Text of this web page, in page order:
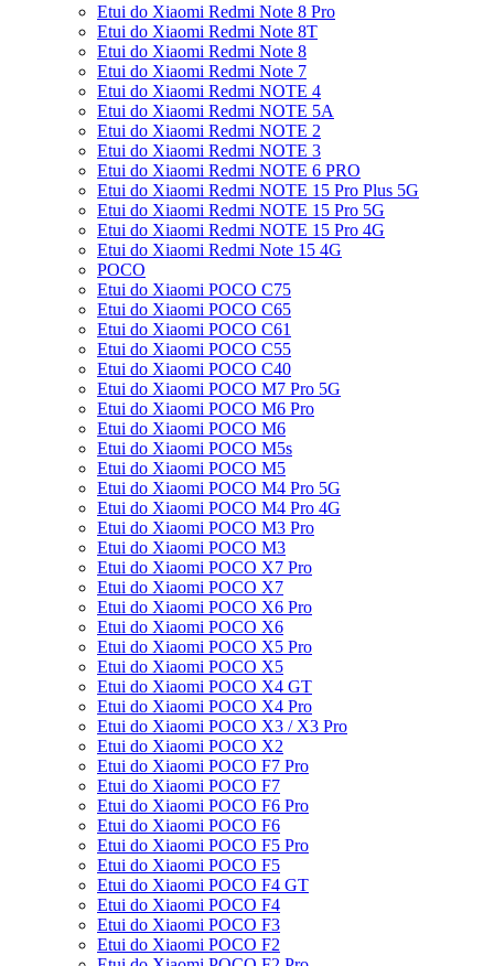
Etui do Xiaomi Redmi Note 8 Pro
Etui do Xiaomi Redmi Note 8T
Etui do Xiaomi Redmi Note 8
Etui do Xiaomi Redmi Note 7
Etui do Xiaomi Redmi NOTE 4
Etui do Xiaomi Redmi NOTE 5A
Etui do Xiaomi Redmi NOTE 2
Etui do Xiaomi Redmi NOTE 3
Etui do Xiaomi Redmi NOTE 6 PRO
Etui do Xiaomi Redmi NOTE 15 Pro Plus 5G
Etui do Xiaomi Redmi NOTE 15 Pro 5G
Etui do Xiaomi Redmi NOTE 15 Pro 4G
Etui do Xiaomi Redmi Note 15 4G
POCO
Etui do Xiaomi POCO C75
Etui do Xiaomi POCO C65
Etui do Xiaomi POCO C61
Etui do Xiaomi POCO C55
Etui do Xiaomi POCO C40
Etui do Xiaomi POCO M7 Pro 5G
Etui do Xiaomi POCO M6 Pro
Etui do Xiaomi POCO M6
Etui do Xiaomi POCO M5s
Etui do Xiaomi POCO M5
Etui do Xiaomi POCO M4 Pro 5G
Etui do Xiaomi POCO M4 Pro 4G
Etui do Xiaomi POCO M3 Pro
Etui do Xiaomi POCO M3
Etui do Xiaomi POCO X7 Pro
Etui do Xiaomi POCO X7
Etui do Xiaomi POCO X6 Pro
Etui do Xiaomi POCO X6
Etui do Xiaomi POCO X5 Pro
Etui do Xiaomi POCO X5
Etui do Xiaomi POCO X4 GT
Etui do Xiaomi POCO X4 Pro
Etui do Xiaomi POCO X3 / X3 Pro
Etui do Xiaomi POCO X2
Etui do Xiaomi POCO F7 Pro
Etui do Xiaomi POCO F7
Etui do Xiaomi POCO F6 Pro
Etui do Xiaomi POCO F6
Etui do Xiaomi POCO F5 Pro
Etui do Xiaomi POCO F5
Etui do Xiaomi POCO F4 GT
Etui do Xiaomi POCO F4
Etui do Xiaomi POCO F3
Etui do Xiaomi POCO F2